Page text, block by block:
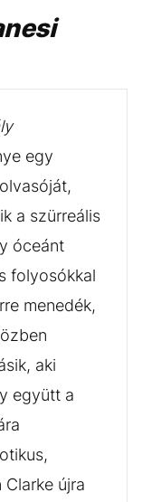
egy
a szürreális
óceánt
folyosókkal
menedék,
aki
együtt a
újra